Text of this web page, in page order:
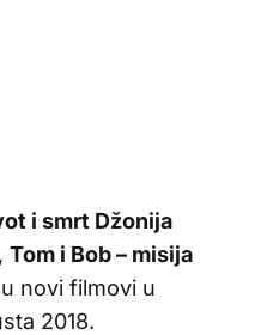
i smrt Džonija
, Tom i Bob – misija
novi filmovi u
2018.